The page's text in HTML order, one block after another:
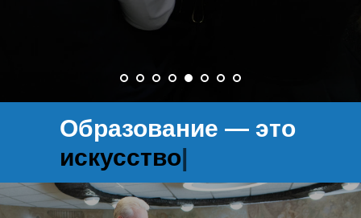
Образование — это
искусст|